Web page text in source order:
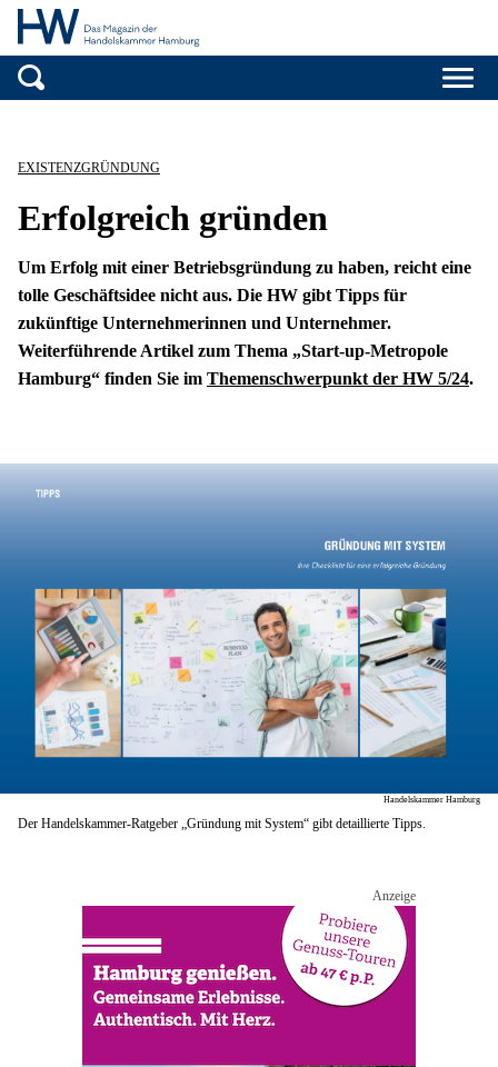
Handelskammer
EXISTENZGRÜNDUNG
Erfolgreich gründen
Um Erfolg mit einer Betriebsgründung zu haben, reicht eine
tolle Geschäftsidee nicht aus. Die HW gibt Tipps für
zukünftige Unternehmerinnen und Unternehmer.
Weiterführende Artikel zum Thema „Start-up-Metropole
Hamburg“ finden Sie im Themenschwerpunkt der HW 5/24.
Handelskammer Hamburg
Der Handelskammer-Ratgeber „Gründung mit System“ gibt detaillierte Tipps.